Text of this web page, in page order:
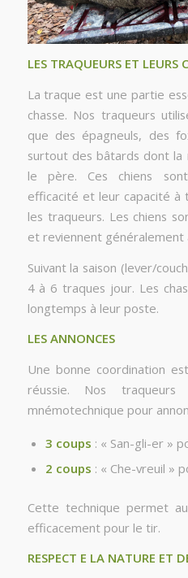
LES TRAQUEURS ET LEURS
La traque est une partie
chasse. Nos traqueurs
que des épagneuls, des
surtout des bâtards dont la
le père. Ces chiens
efficacité et leur capacité à
les traqueurs. Les chiens
et reviennent
Suivant la saison (lever/
4 à 6 traques jour. Les
longtemps à leur poste.
LES ANNONCES
Une bonne coordination
réussie. Nos
mnémotechnique pour
3 coups : « San-gli-er »
2 coups : « Che-vreuil »
Cette technique permet
efficacement pour le tir.
RESPECT E LA NATURE ET